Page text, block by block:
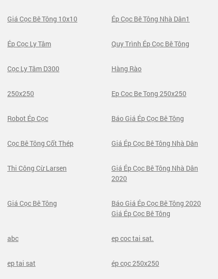
Giá Cọc Bê Tông 10x10 Ép Cọc Bê Tông Nhà Dân1
Ép Cọc Ly Tâm Quy Trình Ép Cọc Bê Tông
Cọc Ly Tâm D300 Hàng Rào
250x250 Ep Coc Be Tong 250x250
Robot Ép Cọc Báo Giá Ép Cọc Bê Tông
Cọc Bê Tông Cốt Thép Giá Ép Cọc Bê Tông Nhà Dân
Thi Công Cừ Larsen
Giá Ép Cọc Bê Tông Nhà Dân
2020
Giá Cọc Bê Tông
Báo Giá Ép Cọc Bê Tông 2020
Giá Ép Cọc Bê Tông
abc ep coc tai sat.
ep tai sat ép cọc 250x250